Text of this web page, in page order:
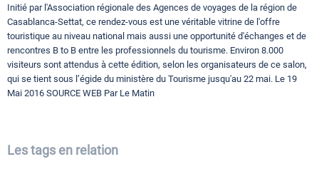
Initié par l'Association régionale des Agences de voyages de la région de
Casablanca-Settat, ce rendez-vous est une véritable vitrine de l'offre
touristique au niveau national mais aussi une opportunité d'échanges et de
rencontres B to B entre les professionnels du tourisme. Environ 8.000
visiteurs sont attendus à cette édition, selon les organisateurs de ce salon,
qui se tient sous l’égide du ministère du Tourisme jusqu'au 22 mai. Le 19
Mai 2016 SOURCE WEB Par Le Matin
Les tags en relation